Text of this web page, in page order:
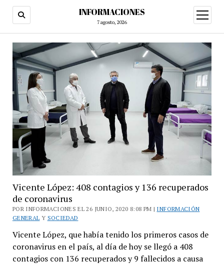
INFORMACIONES
7 agosto, 2026
abrir
menú
Vicente López: 408 contagios y 136 recuperados
de coronavirus
POR INFORMACIONES EL 26 JUNIO, 2020 8:08 PM | INFORMACIÓN
GENERAL Y SOCIEDAD
Vicente López, que había tenido los primeros casos de
coronavirus en el país, al día de hoy se llegó a 408
contagios con 136 recuperados y 9 fallecidos a causa